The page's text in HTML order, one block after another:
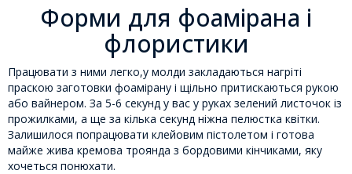
Форми для фоамірана і
флористики
Працювати з ними легко,у молди закладаються нагріті
праскою заготовки фоамірану і щільно притискаються рукою
або вайнером. За 5-6 секунд у вас у руках зелений листочок із
прожилками, а ще за кілька секунд ніжна пелюстка квітки.
Залишилося попрацювати клейовим пістолетом і готова
майже жива кремова троянда з бордовими кінчиками, яку
хочеться понюхати.